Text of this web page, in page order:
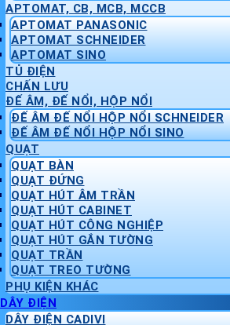
APTOMAT, CB, MCB, MCCB
APTOMAT PANASONIC
APTOMAT SCHNEIDER
APTOMAT SINO
TỦ ĐIỆN
CHẤN LƯU
ĐẾ ÂM, ĐẾ NỔI, HỘP NỔI
ĐẾ ÂM ĐẾ NỔI HỘP NỔI SCHNEIDER
ĐẾ ÂM ĐẾ NỔI HỘP NỔI SINO
QUẠT
QUẠT BÀN
QUẠT ĐỨNG
QUẠT HÚT ÂM TRẦN
QUẠT HÚT CABINET
QUẠT HÚT CÔNG NGHIỆP
QUẠT HÚT GẮN TƯỜNG
QUẠT TRẦN
QUẠT TREO TƯỜNG
PHỤ KIỆN KHÁC
DÂY ĐIỆN
DÂY ĐIỆN CADIVI